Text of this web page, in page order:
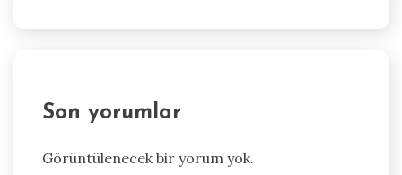
Son yorumlar
Görüntülenecek bir yorum yok.